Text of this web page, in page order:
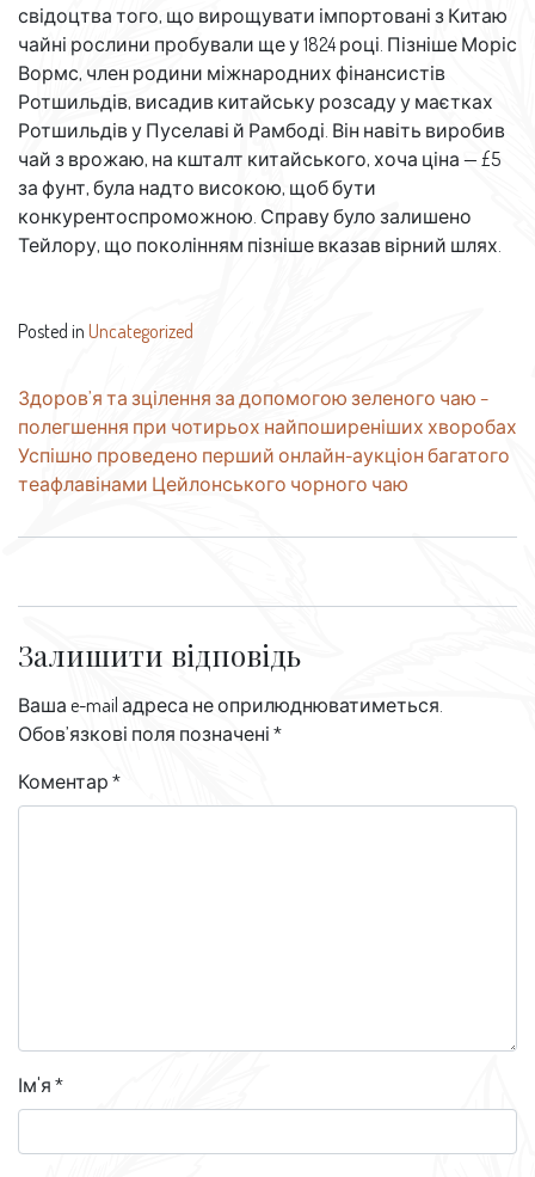
свідоцтва того, що вирощувати імпортовані з Китаю
чайні рослини пробували ще у 1824 році. Пізніше Моріс
Вормс, член родини міжнародних фінансистів
Ротшильдів, висадив китайську розсаду у маєтках
Ротшильдів у Пуселаві й Рамбоді. Він навіть виробив
чай з врожаю, на кшталт китайського, хоча ціна — £5
за фунт, була надто високою, щоб бути
конкурентоспроможною. Справу було залишено
Тейлору, що поколінням пізніше вказав вірний шлях.
Posted in Uncategorized
Навігація
записів
Здоров’я та зцілення за допомогою зеленого чаю –
полегшення при чотирьох найпоширеніших хворобах
Успішно проведено перший онлайн-аукціон багатого
теафлавінами Цейлонського чорного чаю
Залишити відповідь
Ваша e-mail адреса не оприлюднюватиметься.
Обов’язкові поля позначені *
Коментар *
Ім'я *